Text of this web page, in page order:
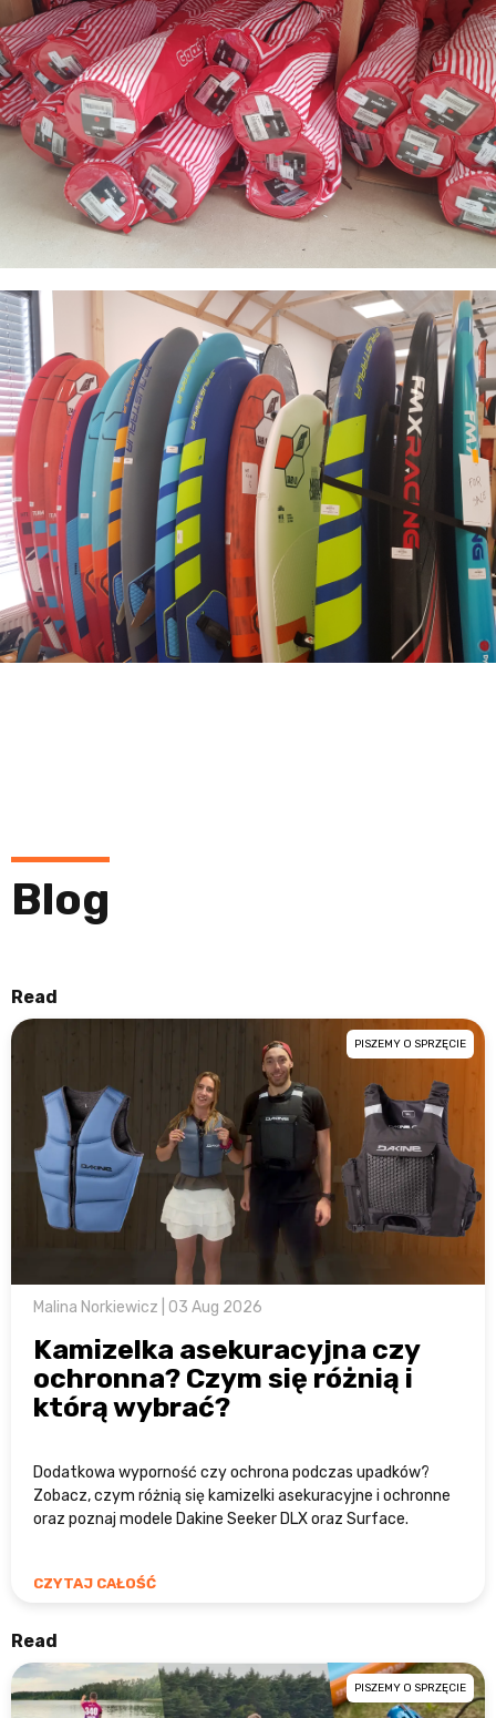
Blog
Read
PISZEMY O SPRZĘCIE
Malina Norkiewicz | 03 Aug 2026
Kamizelka asekuracyjna czy
ochronna? Czym się różnią i
którą wybrać?
Dodatkowa wyporność czy ochrona podczas upadków?
Zobacz, czym różnią się kamizelki asekuracyjne i ochronne
oraz poznaj modele Dakine Seeker DLX oraz Surface.
CZYTAJ CAŁOŚĆ
Read
PISZEMY O SPRZĘCIE